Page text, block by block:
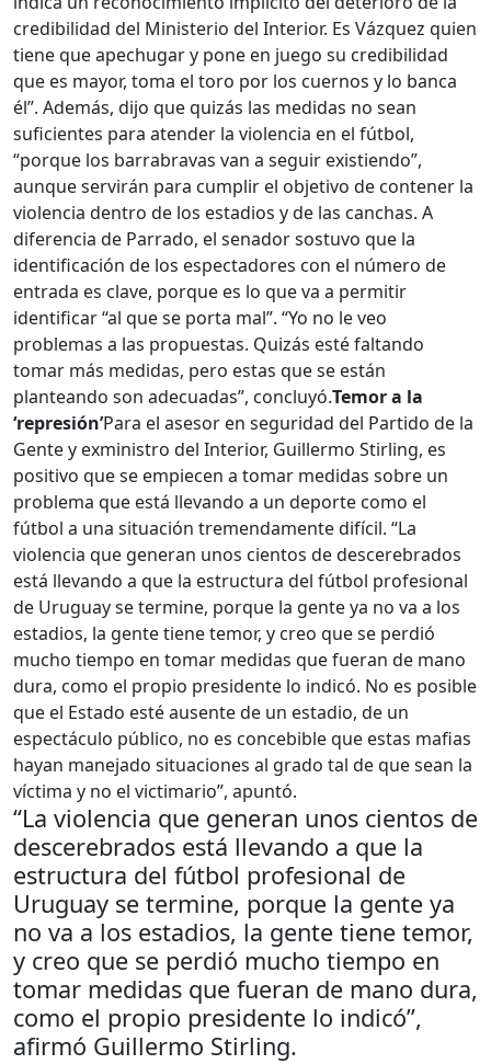
credibilidad del Ministerio del Interior. Es Vázquez quien
tiene que apechugar y pone en juego su credibilidad
que es mayor, toma el toro por los cuernos y lo banca
él”. Además, dijo que quizás las medidas no sean
suficientes para atender la violencia en el fútbol,
“porque los barrabravas van a seguir existiendo”,
aunque servirán para cumplir el objetivo de contener la
violencia dentro de los estadios y de las canchas. A
diferencia de Parrado, el senador sostuvo que la
identificación de los espectadores con el número de
entrada es clave, porque es lo que va a permitir
identificar “al que se porta mal”. “Yo no le veo
problemas a las propuestas. Quizás esté faltando
tomar más medidas, pero estas que se están
planteando son adecuadas”, concluyó.Temor a la
‘represión’Para el asesor en seguridad del Partido de la
Gente y exministro del Interior, Guillermo Stirling, es
positivo que se empiecen a tomar medidas sobre un
problema que está llevando a un deporte como el
fútbol a una situación tremendamente difícil. “La
violencia que generan unos cientos de descerebrados
está llevando a que la estructura del fútbol profesional
de Uruguay se termine, porque la gente ya no va a los
estadios, la gente tiene temor, y creo que se perdió
mucho tiempo en tomar medidas que fueran de mano
dura, como el propio presidente lo indicó. No es posible
que el Estado esté ausente de un estadio, de un
espectáculo público, no es concebible que estas mafias
hayan manejado situaciones al grado tal de que sean la
víctima y no el victimario”, apuntó.
“La violencia que generan unos cientos de
descerebrados está llevando a que la
estructura del fútbol profesional de
Uruguay se termine, porque la gente ya
no va a los estadios, la gente tiene temor,
y creo que se perdió mucho tiempo en
tomar medidas que fueran de mano dura,
como el propio presidente lo indicó”,
afirmó Guillermo Stirling.